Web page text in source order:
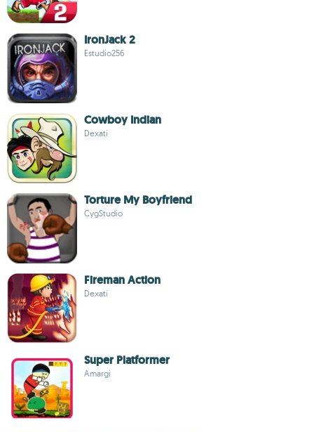
IronJack 2
Estudio256
Cowboy Indian
Dexati
Torture My Boyfriend
CygStudio
Fireman Action
Dexati
Super Platformer
Amargi